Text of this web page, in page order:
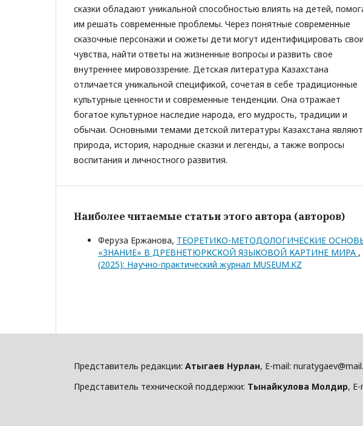
сказки обладают уникальной способностью влиять на детей,
им решать современные проблемы. Через понятные современные
сказочные персонажи и сюжеты дети могут идентифицировать свои
чувства, найти ответы на жизненные вопросы и развить свое
внутреннее мировоззрение. Детская литература Казахстана
отличается уникальной спецификой, сочетая в себе традиционные
культурные ценности и современные тенденции. Она отражает
богатое культурное наследие народа, его мудрость, традиции и
обычаи. Основными темами детской литературы Казахстана
природа, история, народные сказки и легенды, а также вопросы
воспитания и личностного развития.
Наиболее читаемые статьи этого автора (авторов)
Феруза Ержанова, ТЕОРЕТИКО-МЕТОДОЛОГИЧЕСКИЕ
«ЗНАНИЕ» В ДРЕВНЕТЮРКСКОЙ ЯЗЫКОВОЙ КАРТИНЕ МИРА ,
(2025): Научно-практический журнал MUSEUM.KZ
Представитель редакции: Атыгаев Нурлан, E-mail:
Представитель технической поддержки: Тынайкулова Молдир,